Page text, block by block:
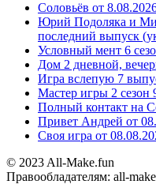
Соловьёв от
Юрий Подоляка и
последний выпуск
Условный мент 6
Дом 2 дневной,
Игра вслепую 7
Мастер игры 2 сезон
Полный контакт на
Привет Андрей от
Своя игра от
© 2023 All-Make.fun
Правообладателям: all-